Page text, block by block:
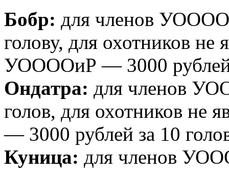
Бобр: для членов
голову, для охотников
УООООиР — 3000 рублей
Ондатра: для членов
голов, для охотников
— 3000 рублей за 10
Куница: для членов